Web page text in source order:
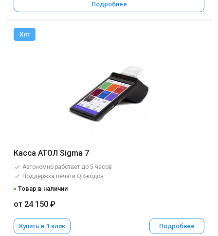
Подробнее
Хит
Касса АТОЛ Sigma 7
Автономно работает до 5 часов
Поддержка печати QR-кодов
Товар в наличии
от 24 150 ₽
Купить в 1 клик Подробнее